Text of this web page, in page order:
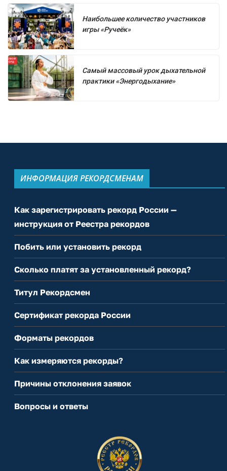
Наибольшее количество участников
игры «Ручеёк»
Самый массовый урок дыхательной
практики «Энергодыхание»
ИНФОРМАЦИЯ РЕКОРДСМЕНАМ
Как зарегистрировать рекорд России —
инструкция от Реестра рекордов
Побить или установить рекорд
Сколько платят за установленный рекорд?
Титул Рекордсмен
Сертификат рекорда России
Форматы рекордов
Как измеряются рекорды?
Причины отклонения заявок
Вопросы и ответы